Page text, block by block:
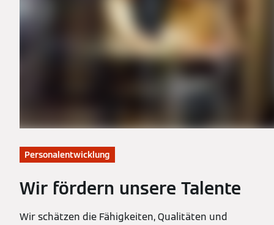
Personalentwicklung
Wir fördern unsere Talente
Wir schätzen die Fähigkeiten, Qualitäten und